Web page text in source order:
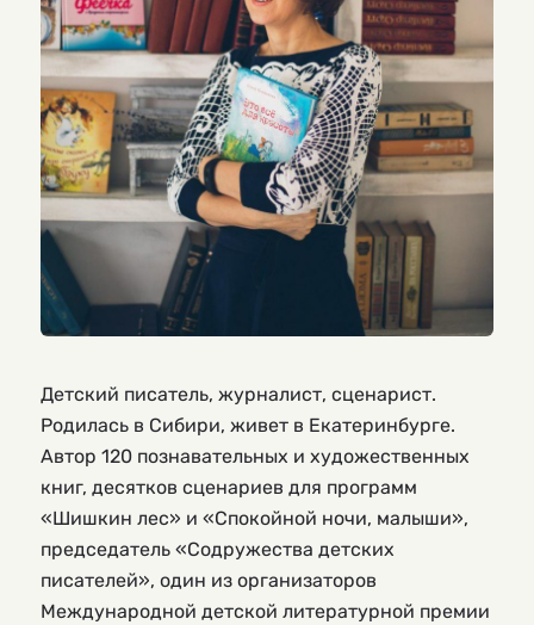
Детский писатель, журналист, сценарист.
Родилась в Сибири, живет в Екатеринбурге.
Автор 120 познавательных и художественных
книг, десятков сценариев для программ
«Шишкин лес» и «Спокойной ночи, малыши»,
председатель «Содружества детских
писателей», один из организаторов
Международной детской литературной премии